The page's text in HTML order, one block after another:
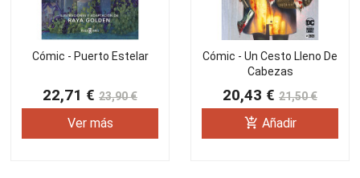
Cómic - Puerto Estelar
22,71 € 23,90 €
Ver más
Cómic - Un Cesto Lleno De
Cabezas
20,43 € 21,50 €
add_shopping_cart Añadir